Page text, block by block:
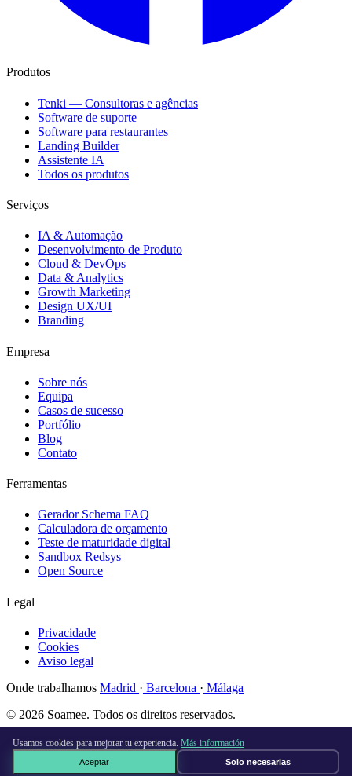
Produtos
Tenki — Consultoras e agências
Software de suporte
Software para restaurantes
Landing Builder
Assistente IA
Todos os produtos
Serviços
IA & Automação
Desenvolvimento de Produto
Cloud & DevOps
Data & Analytics
Growth Marketing
Design UX/UI
Branding
Empresa
Sobre nós
Equipa
Casos de sucesso
Portfólio
Blog
Contato
Ferramentas
Gerador Schema FAQ
Calculadora de orçamento
Teste de maturidade digital
Sandbox Redsys
Open Source
Legal
Privacidade
Cookies
Aviso legal
Onde trabalhamos Madrid · Barcelona · Málaga
© 2026 Soamee. Todos os direitos reservados.
Feito com♥em Madrid
Usamos cookies para mejorar tu experiencia. Más información
Aceptar Solo necesarias
Agende uma call gratuita →